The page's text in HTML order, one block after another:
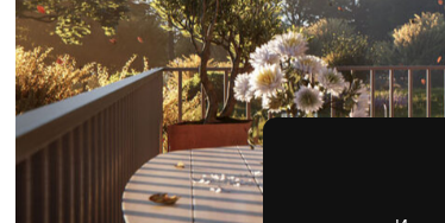
Имя